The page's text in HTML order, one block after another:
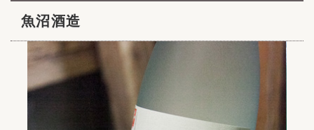
魚沼酒造